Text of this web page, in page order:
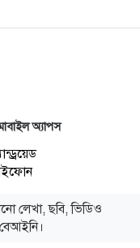
জামদানিতে জয়া
জয় এইচপির
নতুন বার্তা
অ্যাপস
লেখা, ছবি, ভিডিও